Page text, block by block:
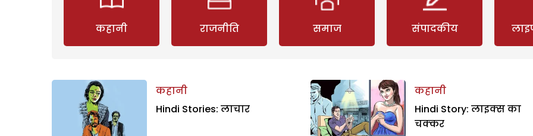
कहानी राजनीति समाज संपादकीय
कहानी
Hindi Stories: लाचार
कहानी
Hindi Story: लाइक्स का
चक्कर